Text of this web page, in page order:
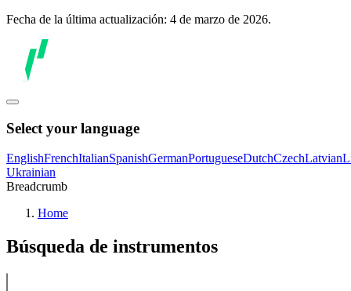
Fecha de la última actualización: 4 de marzo de 2026.
Select your language
EnglishFrenchItalianSpanishGermanPortugueseDutchCzechLatvian
Ukrainian
Breadcrumb
Home
Búsqueda de instrumentos